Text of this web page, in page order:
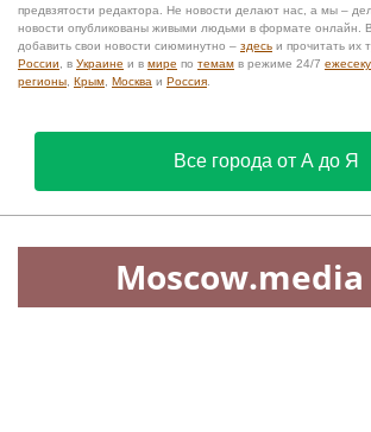
предвзятости редактора. Не новости делают нас, а мы –
новости опубликованы живыми людьми в формате онлайн.
добавить свои новости сиюминутно – здесь и прочитать их
России , в Украине и в мире по темам в режиме 24/7
регионы Крым Москва и Россия
Все города от А до Я
Moscow.media